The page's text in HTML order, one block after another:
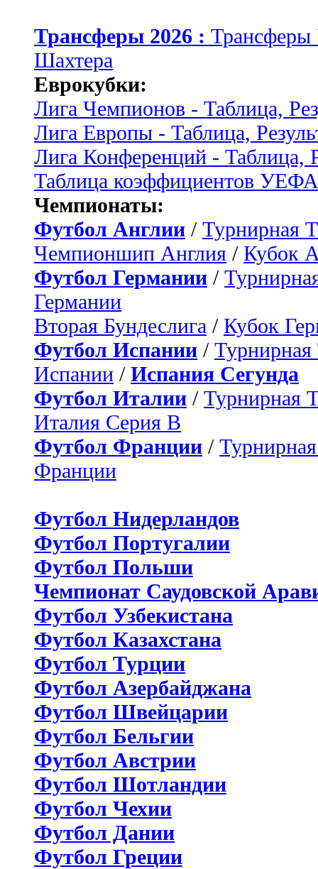
Трансферы 2026 :
Шахтера
Еврокубки:
Лига Чемпионов - Таблица,
Лига Европы - Таблица,
Лига Конференций - Таблица,
Таблица коэффициентов УЕФА
Чемпионаты:
Футбол Англии / Турнирная
Чемпионшип Англия / Кубок
Футбол Германии /
Германии
Вторая Бундеслига / Кубок
Футбол Испании / Турнирная
Испании / Испания Сегунда
Футбол Италии / Турнирная
Италия Серия B
Футбол Франции /
Франции
Футбол Нидерландов
Футбол Португалии
Футбол Польши
Чемпионат Саудовской
Футбол Узбекистана
Футбол Казахстана
Футбол Турции
Футбол Азербайджана
Футбол Швейцарии
Футбол Бельгии
Футбол Австрии
Футбол Шотландии
Футбол Чехии
Футбол Дании
Футбол Греции